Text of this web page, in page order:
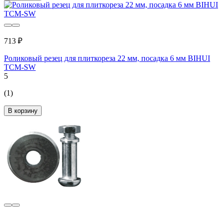
713 ₽
Роликовый резец для плиткореза 22 мм, посадка 6 мм BIHUI
TCM-SW
5
(1)
В корзину